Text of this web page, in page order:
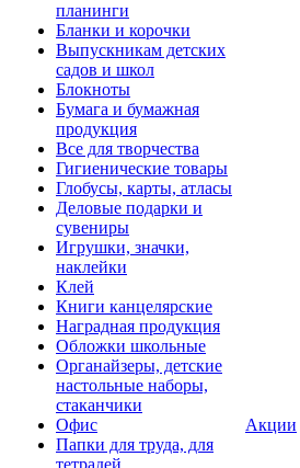
планинги
Бланки и корочки
Выпускникам детских
садов и школ
Блокноты
Бумага и бумажная
продукция
Все для творчества
Гигиенические товары
Глобусы, карты, атласы
Деловые подарки и
сувениры
Игрушки, значки,
наклейки
Клей
Книги канцелярские
Наградная продукция
Обложки школьные
Органайзеры, детские
настольные наборы,
стаканчики
Офис
Папки для труда, для
тетрадей
Акции